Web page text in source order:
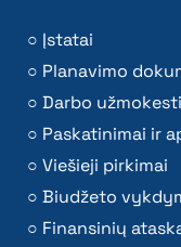
Įstatai
Planavimo
Darbo
Paskatinimai ir
Viešieji pirkimai
Biudžeto
Finansinių